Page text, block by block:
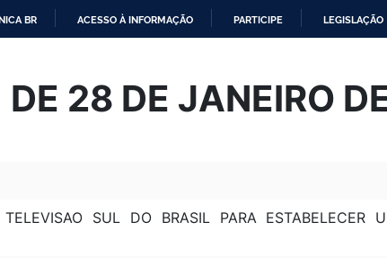
O
CONTEÚDO
BR ACESSO À INFORMAÇÃO PARTICIPE LEGISLAÇÃO
28 DE JANEIRO
SUL DO BRASIL PARA ESTABELECER